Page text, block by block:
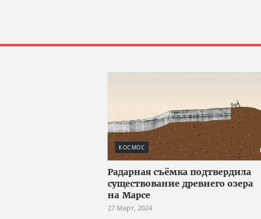
КОСМОС
Радарная съёмка подтвердила
существование древнего озера
на Марсе
27 Март, 2024